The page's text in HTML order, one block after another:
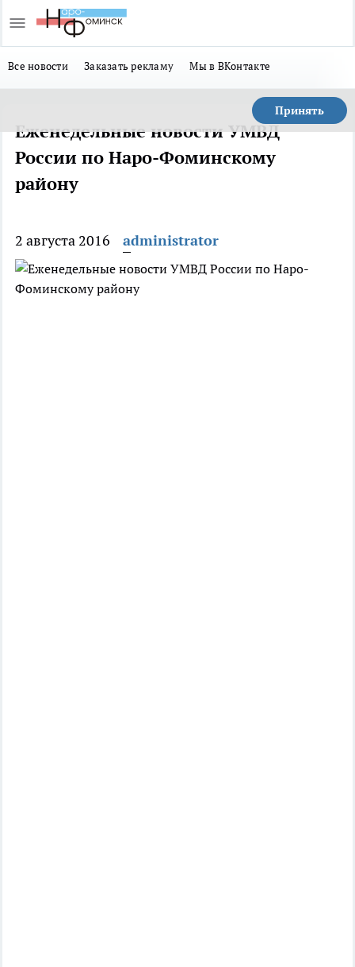
Все новости Заказать рекламу Мы в ВКонтакте
Принять
Еженедельные новости УМВД
России по Наро-Фоминскому
району
2 августа 2016 administrator